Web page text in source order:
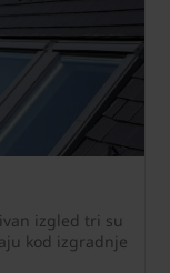
izgled tri su
kod izgradnje